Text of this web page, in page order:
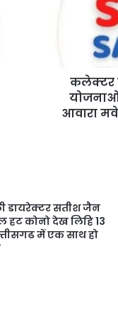
कलेक्टर
आवारा
डायरेक्टर सतीश जैन
कोनो देख लिहि 13
में एक साथ हो